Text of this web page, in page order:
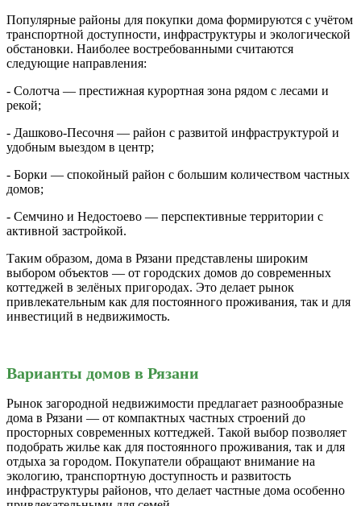
Популярные районы для покупки дома формируются с учётом
транспортной доступности, инфраструктуры и экологической
обстановки. Наиболее востребованными считаются
следующие направления:
- Солотча — престижная курортная зона рядом с лесами и
рекой;
- Дашково-Песочня — район с развитой инфраструктурой и
удобным выездом в центр;
- Борки — спокойный район с большим количеством частных
домов;
- Семчино и Недостоево — перспективные территории с
активной застройкой.
Таким образом, дома в Рязани представлены широким
выбором объектов — от городских домов до современных
коттеджей в зелёных пригородах. Это делает рынок
привлекательным как для постоянного проживания, так и для
инвестиций в недвижимость.
Варианты домов в Рязани
Рынок загородной недвижимости предлагает разнообразные
дома в Рязани — от компактных частных строений до
просторных современных коттеджей. Такой выбор позволяет
подобрать жилье как для постоянного проживания, так и для
отдыха за городом. Покупатели обращают внимание на
экологию, транспортную доступность и развитость
инфраструктуры районов, что делает частные дома особенно